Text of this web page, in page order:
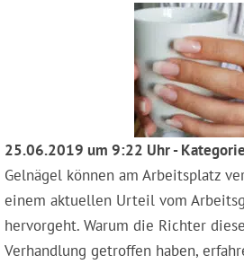
25.06.2019 um 9:22 Uhr -
Gelnägel können am Arbeitsplatz
einem aktuellen Urteil vom
hervorgeht. Warum die Richter
Verhandlung getroffen haben,